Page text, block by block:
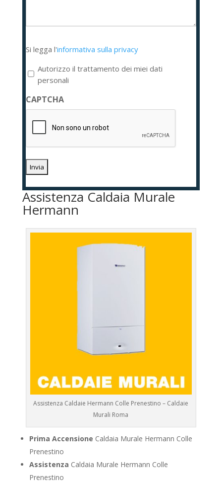
legga
l'informativa
sulla
privacy
*
Si legga l'informativa sulla privacy
Autorizzo il trattamento dei miei dati
personali
CAPTCHA
Assistenza Caldaia Murale
Hermann
Assistenza Caldaie Hermann Colle Prenestino – Caldaie
Murali Roma
Prima Accensione Caldaia Murale Hermann Colle
Prenestino
Assistenza Caldaia Murale Hermann Colle
Prenestino